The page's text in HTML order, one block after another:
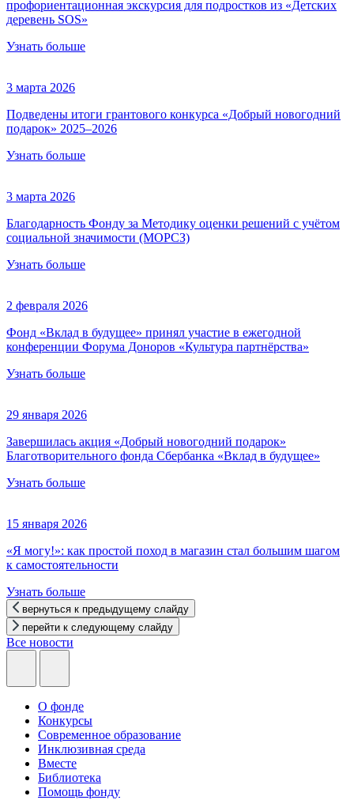
профориентационная экскурсия для подростков из «Детских
деревень SOS»
Узнать больше
3 марта 2026
Подведены итоги грантового конкурса «Добрый новогодний
подарок» 2025–2026
Узнать больше
3 марта 2026
Благодарность Фонду за Методику оценки решений с учётом
социальной значимости (МОРСЗ)
Узнать больше
2 февраля 2026
Фонд «Вклад в будущее» принял участие в ежегодной
конференции Форума Доноров «Культура партнёрства»
Узнать больше
29 января 2026
Завершилась акция «Добрый новогодний подарок»
Благотворительного фонда Сбербанка «Вклад в будущее»
Узнать больше
15 января 2026
«Я могу!»: как простой поход в магазин стал большим шагом
к самостоятельности
Узнать больше
вернуться к предыдущему слайду
перейти к следующему слайду
Все новости
О фонде
Конкурсы
Современное образование
Инклюзивная среда
Вместе
Библиотека
Помощь фонду